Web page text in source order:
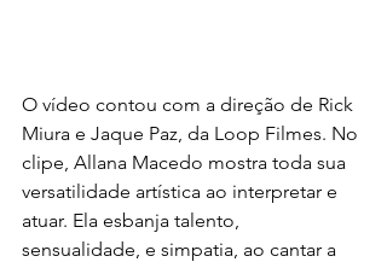
O vídeo contou com a direção de Rick
Miura e Jaque Paz, da Loop Filmes. No
clipe, Allana Macedo mostra toda sua
versatilidade artística ao interpretar e
atuar. Ela esbanja talento,
sensualidade, e simpatia, ao cantar a